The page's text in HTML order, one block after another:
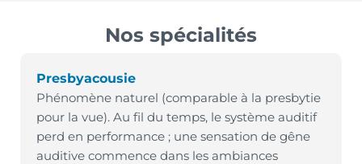
Nos spécialités
Presbyacousie
Phénomène naturel (comparable à la presbytie
pour la vue). Au fil du temps, le système auditif
perd en performance ; une sensation de gêne
auditive commence dans les ambiances